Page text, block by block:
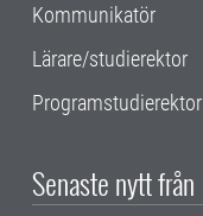
Kommunikatör
Lärare/studierektor
Programstudierektor
Senaste nytt från